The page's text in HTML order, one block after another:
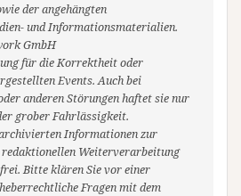
der angehängten
und Informationsmaterialien.
GmbH
für die Korrektheit oder
Events. Auch bei
anderen Störungen haftet sie nur
grober Fahrlässigkeit.
Informationen zur
Weiterverarbeitung
Bitte klären Sie vor einer
Fragen mit dem